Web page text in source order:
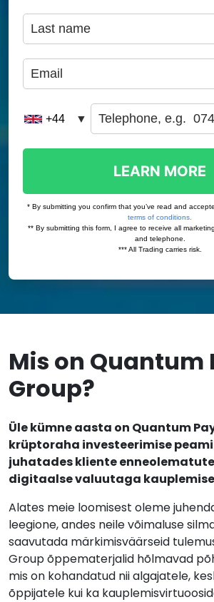
Mis on Quantum
Group?
Üle kümne aasta on Quantum
krüptoraha investeerimise
juhatades kliente
digitaalse valuutaga
Alates meie loomisest oleme
leegione, andes neile võimaluse
saavutada märkimisväärseid
Group õppematerjalid hõlmavad
mis on kohandatud nii algajatele,
õppijatele kui ka